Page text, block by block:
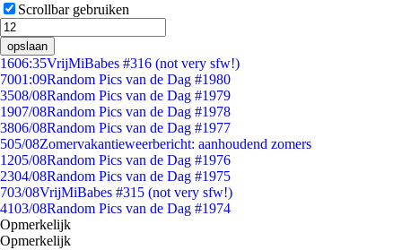
Scrollbar gebruiken
opslaan
1606:35VrijMiBabes #316 (not very sfw!)
7001:09Random Pics van de Dag #1980
3508/08Random Pics van de Dag #1979
1907/08Random Pics van de Dag #1978
3806/08Random Pics van de Dag #1977
505/08Zomervakantieweerbericht: aanhoudend zomers
1205/08Random Pics van de Dag #1976
2304/08Random Pics van de Dag #1975
703/08VrijMiBabes #315 (not very sfw!)
4103/08Random Pics van de Dag #1974
Opmerkelijk
Opmerkelijk